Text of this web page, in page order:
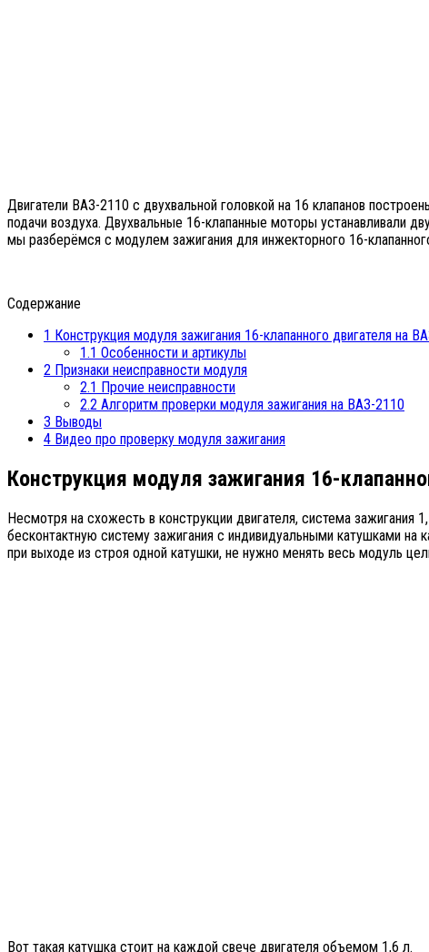
Двигатели ВАЗ-2110 с двухвальной головкой на 16 клапанов
подачи воздуха. Двухвальные 16-клапанные моторы устанавливали
мы разберёмся с модулем зажигания для инжекторного 16-
Содержание
1 Конструкция модуля зажигания 16-клапанного двигателя на
1.1 Особенности и артикулы
2 Признаки неисправности модуля
2.1 Прочие неисправности
2.2 Алгоритм проверки модуля зажигания на ВАЗ-2110
3 Выводы
4 Видео про проверку модуля зажигания
Конструкция модуля зажигания 16-
Несмотря на схожесть в конструкции двигателя, система
бесконтактную систему зажигания с индивидуальными катушками
при выходе из строя одной катушки, не нужно менять весь модуль
Вот такая катушка стоит на каждой свече двигателя объемом 1,6 л.